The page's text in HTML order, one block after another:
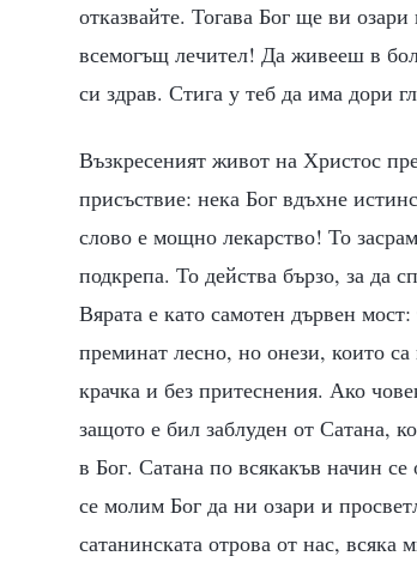
отказвайте. Тогава Бог ще ви
всемогъщ лечител! Да живееш в
си здрав. Стига у теб да има дори
Възкресеният живот на Христос
присъствие: нека Бог вдъхне
слово е мощно лекарство! То
подкрепа. То действа бързо, за да
Вярата е като самотен дървен
преминат лесно, но онези, които
крачка и без притеснения. Ако
защото е бил заблуден от Сатана,
в Бог. Сатана по всякакъв начин
се молим Бог да ни озари и
сатанинската отрова от нас,